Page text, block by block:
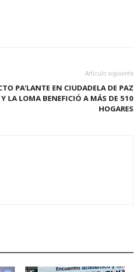
Artículo siguiente
PA’LANTE EN CIUDADELA DE PAZ
Y LA LOMA BENEFICIÓ A MÁS DE 510
HOGARES